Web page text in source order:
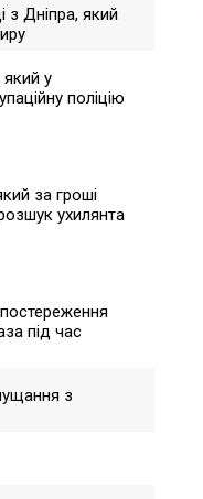
з Дніпра, який
у
поліцію
за гроші
ухилянта
під час
з